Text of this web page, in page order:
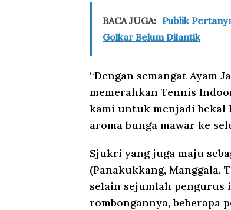
BACA JUGA: Publik
Golkar Belum Dilantik
“Dengan semangat Ayam
memerahkan Tennis
kami untuk menjadi bekal
aroma bunga mawar ke
Sjukri yang juga maju
(Panakukkang, Manggala,
selain sejumlah pengurus
rombongannya, beberapa